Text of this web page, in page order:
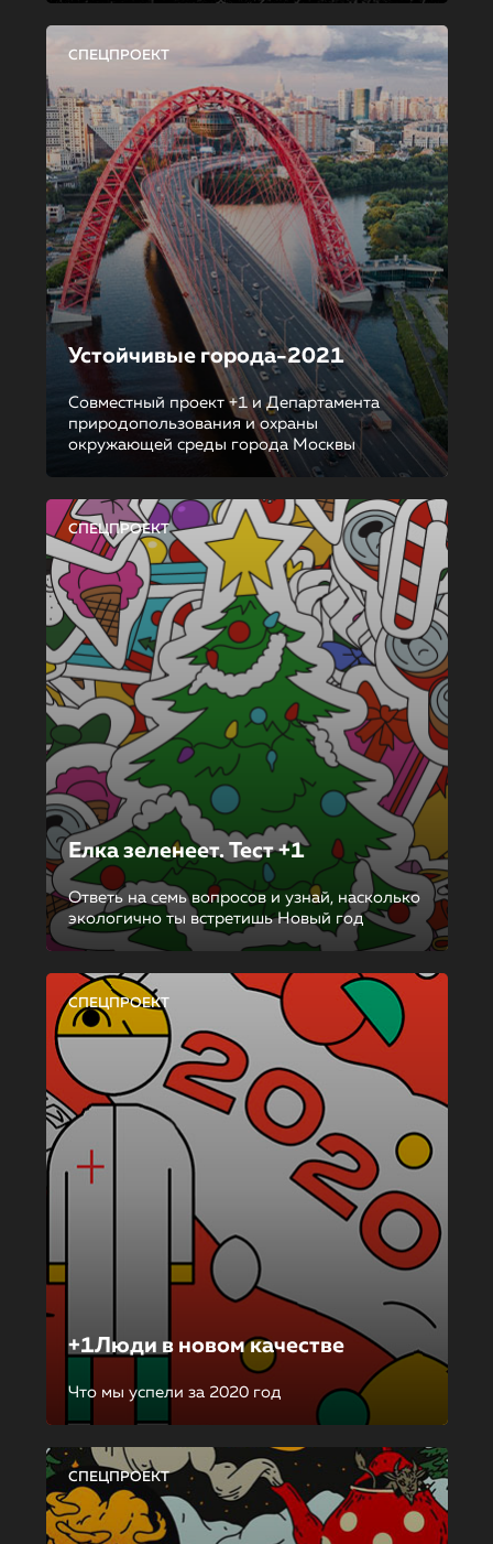
СПЕЦПРОЕКТ
Устойчивые города-2021
Совместный проект +1 и Департамента
природопользования и охраны
окружающей среды города Москвы
СПЕЦПРОЕКТ
Елка зеленеет. Тест +1
Ответь на семь вопросов и узнай, насколько
экологично ты встретишь Новый год
СПЕЦПРОЕКТ
+1Люди в новом качестве
Что мы успели за 2020 год
СПЕЦПРОЕКТ